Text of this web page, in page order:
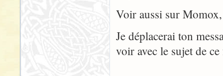
Voir aussi sur
Je déplacerai ton
voir avec le sujet de